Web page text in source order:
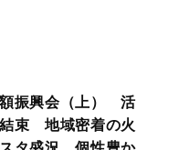
興会（上） 活
束 地域密着の火